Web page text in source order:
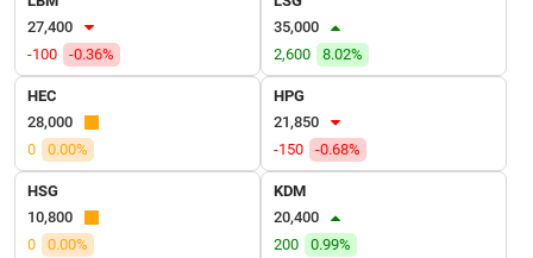
27,400
-100
-0.36%
35,000
2,600
8.02%
HEC
28,000
0
0.00%
HPG
21,850
-150
-0.68%
HSG
10,800
0
0.00%
KDM
20,400
200
0.99%
VỤ
TRUYỀN
THÔNG
TIỆN